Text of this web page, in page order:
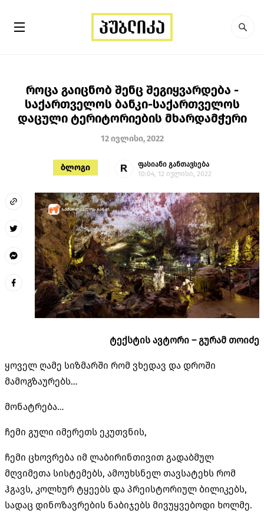
როცა გაიცნობ შენც შეგიყვარდება -
საქართველოს ბანკი-საქართველოს
დაცული ტერიტორიების მხარდამჭერი
12 ივლისი, 2022
ბლოგი
ფასიანი განთავსება
10:04, 12 ივლისი, 2022
ტექსტის ავტორი – გურამ თოიძე
ყოველ ღამე სიზმარში რომ ვხედავ და დროში
მამოგზაურებს…
მონატრება…
ჩემი გული იმერეთს ეკუთვნის,
ჩემი ცხოვრება იმ ლაბირინთივით გადაბმულ
მღვიმეთა სისტემებს, ამოუხსნელ თავსატეხს რომ
ჰგავს, კოლხურ ტყეებს და პრეისტორიულ ბილიკებს,
სადაც დინოზავრების ნაბიჯებს მივუყვებოდი ხოლმე.